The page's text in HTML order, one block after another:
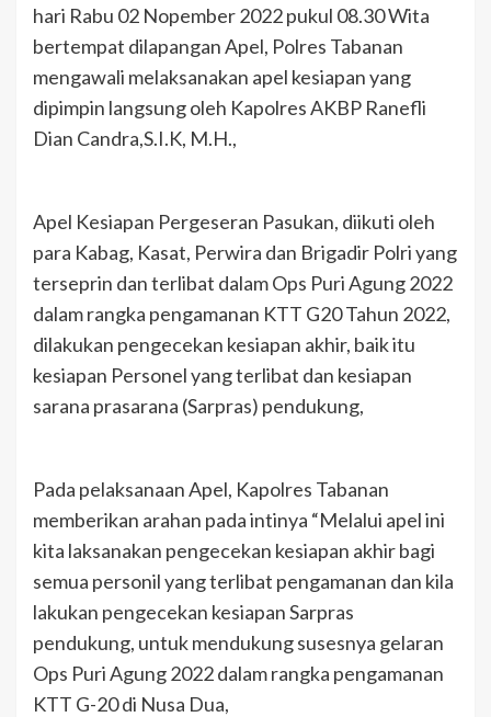
hari Rabu 02 Nopember 2022 pukul 08.30 Wita
bertempat dilapangan Apel, Polres Tabanan
mengawali melaksanakan apel kesiapan yang
dipimpin langsung oleh Kapolres AKBP Ranefli
Dian Candra,S.I.K, M.H.,
Apel Kesiapan Pergeseran Pasukan, diikuti oleh
para Kabag, Kasat, Perwira dan Brigadir Polri yang
terseprin dan terlibat dalam Ops Puri Agung 2022
dalam rangka pengamanan KTT G20 Tahun 2022,
dilakukan pengecekan kesiapan akhir, baik itu
kesiapan Personel yang terlibat dan kesiapan
sarana prasarana (Sarpras) pendukung,
Pada pelaksanaan Apel, Kapolres Tabanan
memberikan arahan pada intinya “Melalui apel ini
kita laksanakan pengecekan kesiapan akhir bagi
semua personil yang terlibat pengamanan dan kila
lakukan pengecekan kesiapan Sarpras
pendukung, untuk mendukung susesnya gelaran
Ops Puri Agung 2022 dalam rangka pengamanan
KTT G-20 di Nusa Dua,